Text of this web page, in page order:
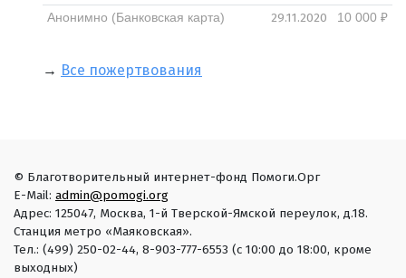
Анонимно (Банковская карта)
29.11.2020 10 000 ₽
→ Все пожертвования
© Благотворительный интернет-фонд Помоги.Орг
E-Mail: admin@pomogi.org
Адрес: 125047, Москва, 1-й Тверской-Ямской переулок, д.18.
Станция метро «Маяковская».
Тел.: (499) 250-02-44, 8-903-777-6553 (с 10:00 до 18:00, кроме
выходных)